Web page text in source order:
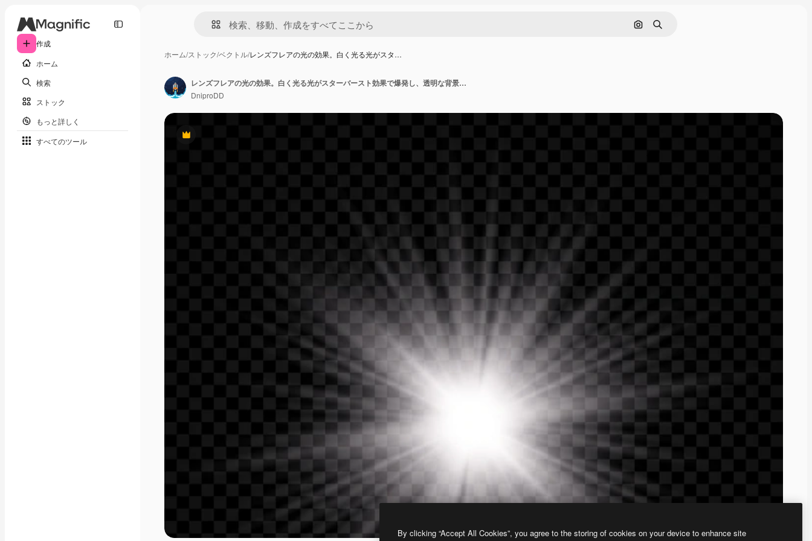
作成
ホーム
検索
ストック
もっと詳しく
すべてのツール
画像で検索
検索
ホーム/ストック/ベクトル/レンズフレアの光の効果。白く光る光がスタ…
Premium
レンズフレアの光の効果。白く光る光がスターバースト効果で爆発し、透明な背景に輝きを放ちます。ベクトルイラスト
DniproDD
By clicking “Accept All Cookies”, you agree to the storing of cookies on your device to enhance site